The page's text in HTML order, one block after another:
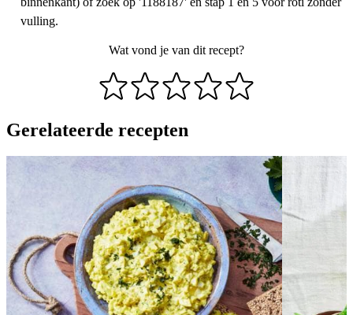
vulling.
Wat vond je van dit recept?
Gerelateerde recepten